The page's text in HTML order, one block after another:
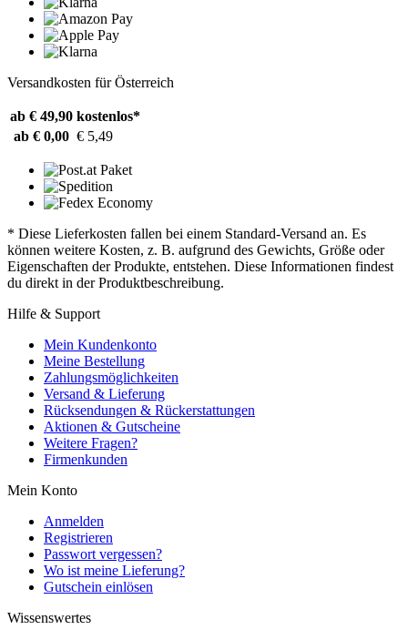
Versandkosten für Österreich
ab € 49,90 kostenlos*
ab € 0,00 € 5,49
* Diese Lieferkosten fallen bei einem Standard-Versand an. Es
können weitere Kosten, z. B. aufgrund des Gewichts, Größe oder
Eigenschaften der Produkte, entstehen. Diese Informationen findest
du direkt in der Produktbeschreibung.
Hilfe & Support
Mein Kundenkonto
Meine Bestellung
Zahlungsmöglichkeiten
Versand & Lieferung
Rücksendungen & Rückerstattungen
Aktionen & Gutscheine
Weitere Fragen?
Firmenkunden
Mein Konto
Anmelden
Registrieren
Passwort vergessen?
Wo ist meine Lieferung?
Gutschein einlösen
Wissenswertes